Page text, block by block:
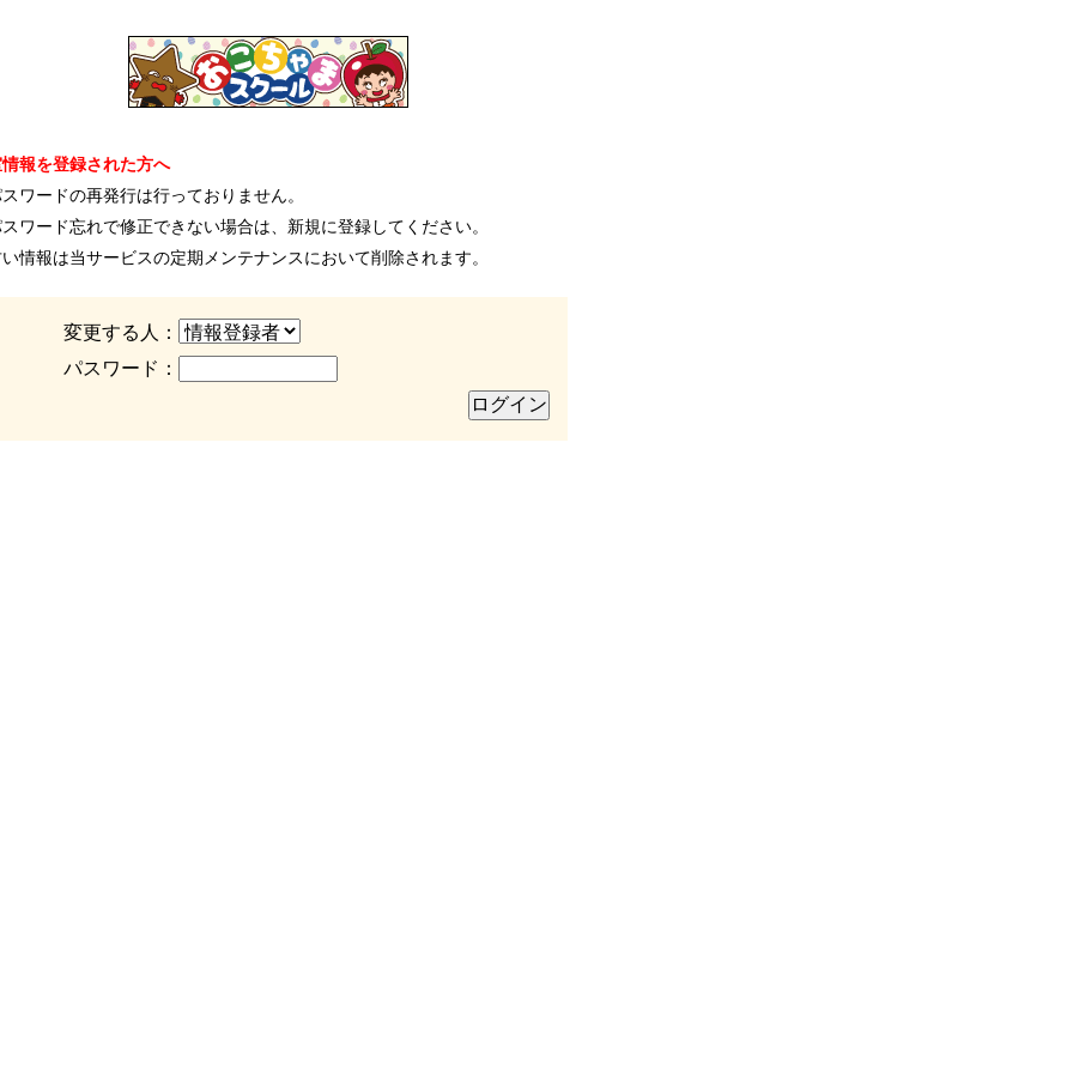
報を登録された方へ
スワードの再発行は行っておりません。
スワード忘れで修正できない場合は、新規に登録してください。
い情報は当サービスの定期メンテナンスにおいて削除されます。
変更する人：
パスワード：